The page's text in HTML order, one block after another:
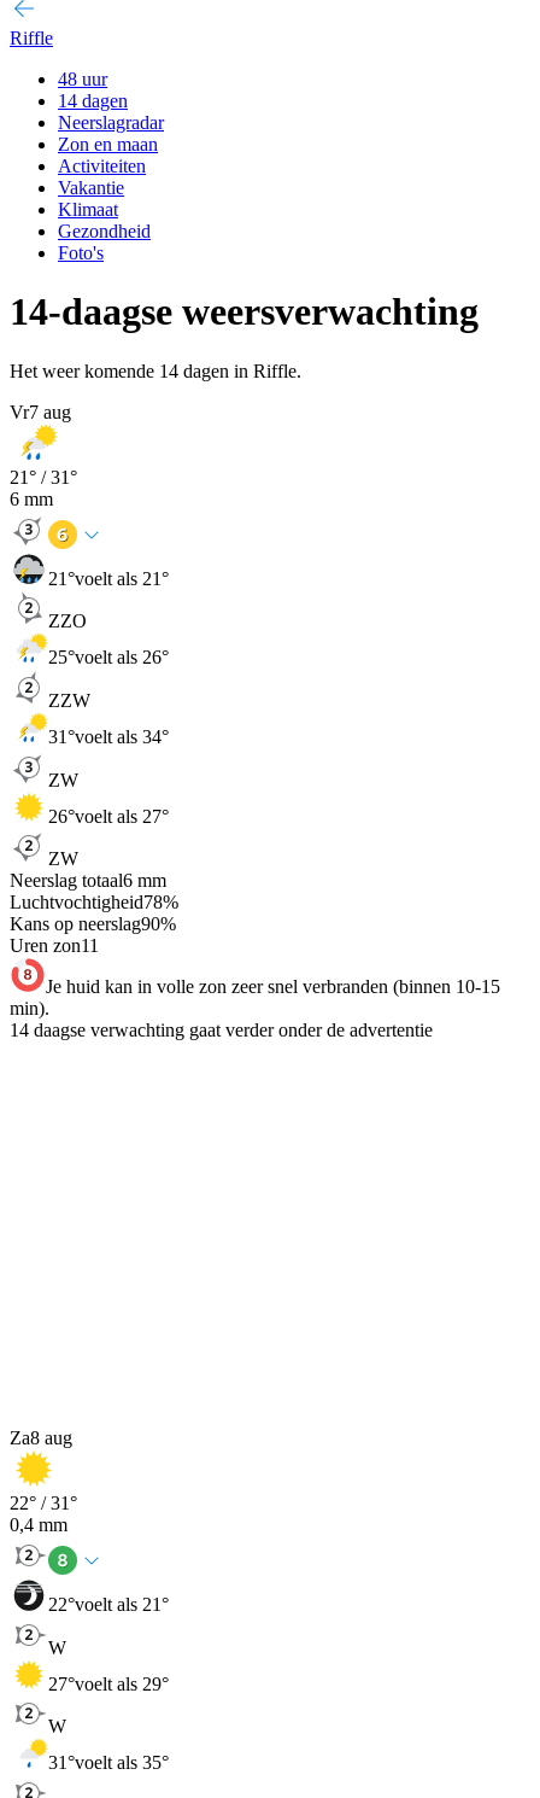
Riffle
48 uur
14 dagen
Neerslagradar
Zon en maan
Activiteiten
Vakantie
Klimaat
Gezondheid
Foto's
14-daagse weersverwachting
Het weer komende 14 dagen in Riffle.
Vr7 aug
21° /31°
6 mm
21°voelt als 21°
ZZO
25°voelt als 26°
ZZW
31°voelt als 34°
ZW
26°voelt als 27°
ZW
Neerslag totaal6 mm
Luchtvochtigheid78%
Kans op neerslag90%
Uren zon11
Je huid kan in volle zon zeer snel verbranden (binnen 10-15
min).
14 daagse verwachting gaat verder onder de advertentie
Za8 aug
22° /31°
0,4 mm
22°voelt als 21°
W
27°voelt als 29°
W
31°voelt als 35°